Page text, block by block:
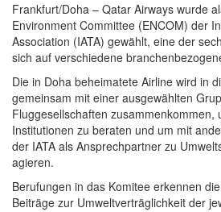
Frankfurt/Doha – Qatar Airways wurde
Environment Committee (ENCOM) der
Association (IATA) gewählt, eine der
sich auf verschiedene
Die in Doha beheimatete Airline wird in
gemeinsam mit einer ausgewählten
Fluggesellschaften zusammenkommen,
Institutionen zu beraten und um mit
der IATA als Ansprechpartner zu
agieren.
Berufungen in das Komitee erkennen
Beiträge zur Umweltverträglichkeit der